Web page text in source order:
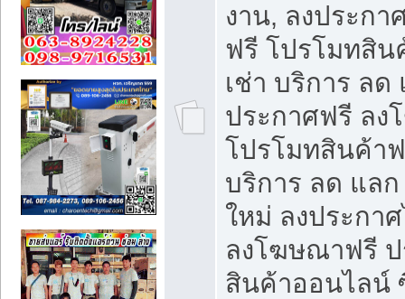
งาน, ลงประก
ฟรี โปรโมทสิ
เช่า บริการ ลด
ประกาศฟรี ล
โปรโมทสินค้า
บริการ ลด แล
ใหม่ ลงประกา
ลงโฆษณาฟรี
สินค้าออนไลน์